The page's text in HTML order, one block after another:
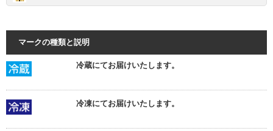
マークの種類と説明
冷蔵にてお届けいたします。
冷凍にてお届けいたします。